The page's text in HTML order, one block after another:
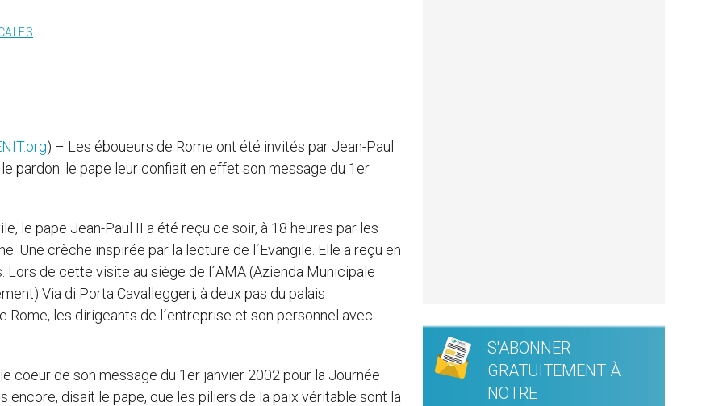
) – Les éboueurs de Rome ont été invités par Jean-Paul
pardon: le pape leur confiait en effet son message du 1er
le pape Jean-Paul II a été reçu ce soir, à 18 heures par les
Une crèche inspirée par la lecture de l´Evangile. Elle a reçu en
Lors de cette visite au siège de l´AMA (Azienda Municipale
Via di Porta Cavalleggeri, à deux pas du palais
les dirigeants de l´entreprise et son personnel avec
coeur de son message du 1er janvier 2002 pour la Journée
encore, disait le pape, que les piliers de la paix véritable sont la
S'ABONNER
GRATUITEMENT À
NOTRE